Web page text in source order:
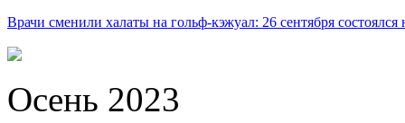
Врачи сменили халаты на гольф-кэжуал: 26 сентября
Осень 2023